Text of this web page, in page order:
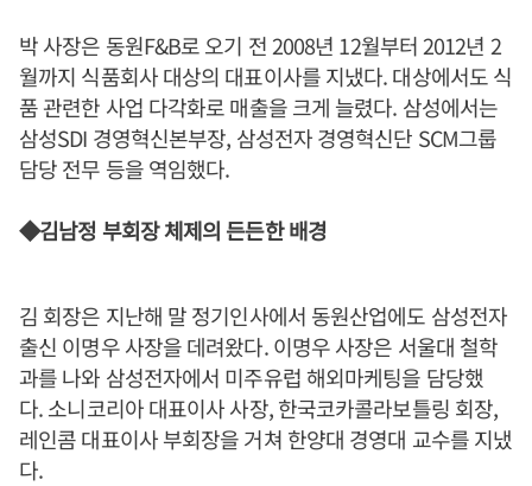
박 사장은 동원F&B로 오기 전 2008년 12월부터 2012년 2
월까지 식품회사 대상의 대표이사를 지냈다. 대상에서도 식
품 관련한 사업 다각화로 매출을 크게 늘렸다. 삼성에서는
삼성SDI 경영혁신본부장, 삼성전자 경영혁신단 SCM그룹
담당 전무 등을 역임했다.
◆김남정 부회장 체제의 든든한 배경
김 회장은 지난해 말 정기인사에서 동원산업에도 삼성전자
출신 이명우 사장을 데려왔다. 이명우 사장은 서울대 철학
과를 나와 삼성전자에서 미주유럽 해외마케팅을 담당했
다. 소니코리아 대표이사 사장, 한국코카콜라보틀링 회장,
레인콤 대표이사 부회장을 거쳐 한양대 경영대 교수를 지냈
다.